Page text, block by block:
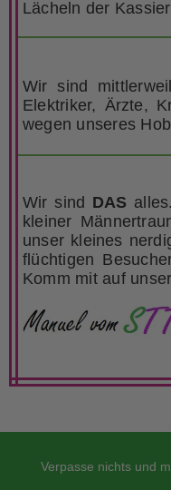
Lächeln der
Wir sind
Elektriker, Ärzte,
wegen unseres
Wir sind DAS
kleiner
unser kleines
flüchtigen
Komm mit auf
Verpasse nichts und